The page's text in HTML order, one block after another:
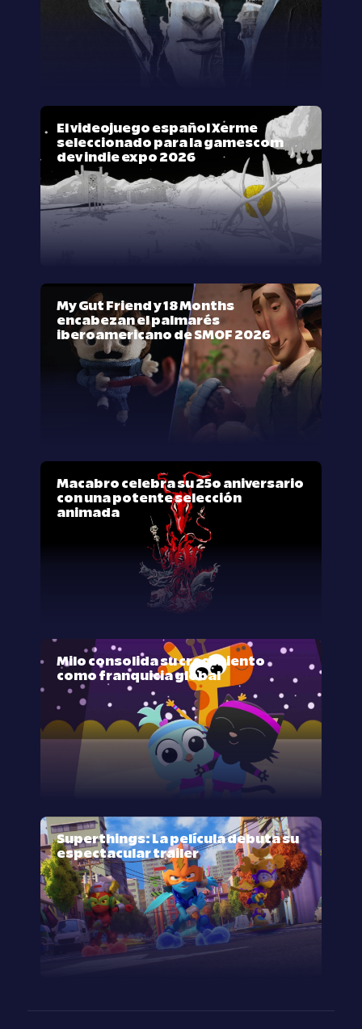
El videojuego español Xerme
seleccionado para la gamescom
dev indie expo 2026
My Gut Friend y 18 Months
encabezan el palmarés
iberoamericano de SMOF 2026
Macabro celebra su 25º aniversario
con una potente selección
animada
Milo consolida su crecimiento
como franquicia global
Superthings: La película debuta su
espectacular trailer